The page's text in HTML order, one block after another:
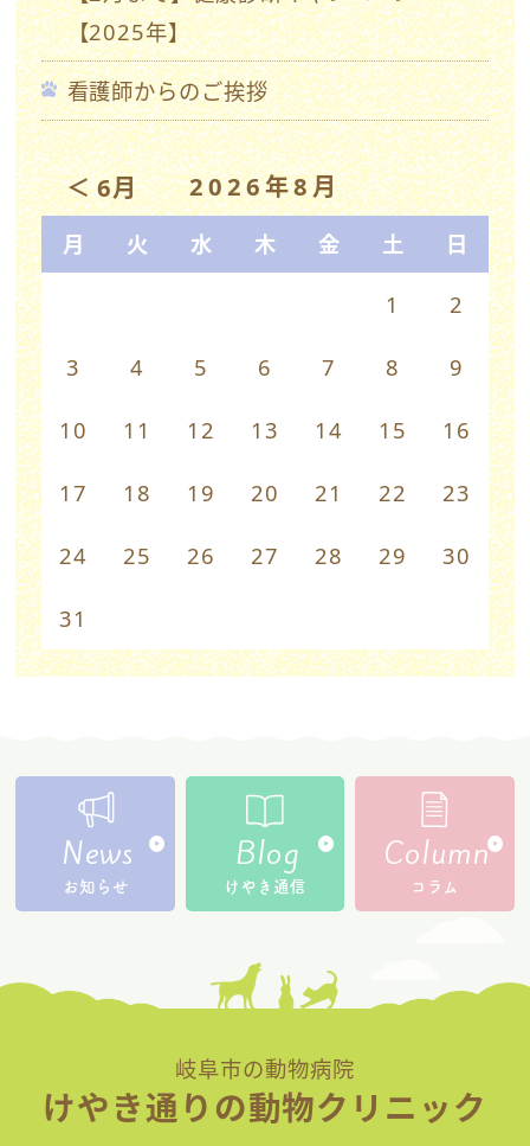
【2025年】
看護師からのご挨拶
2026年8月
月 火 水 木 金 土 日
＜ 6月
1 2
3 4 5 6 7 8 9
10 11 12 13 14 15 16
17 18 19 20 21 22 23
24 25 26 27 28 29 30
31
News
お知らせ
Blog
けやき通信
Column
コラム
岐阜市の動物病院
けやき通りの動物クリニック